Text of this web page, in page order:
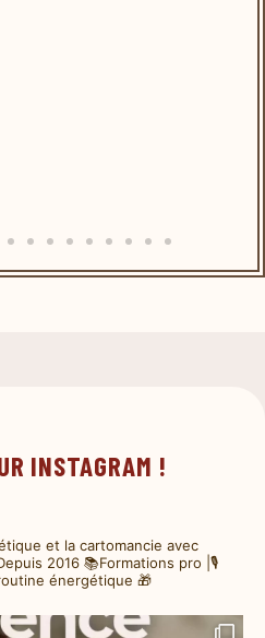
INSTAGRAM !
et la cartomancie avec
2016 📚Formations pro |🎙️
énergétique 🎁